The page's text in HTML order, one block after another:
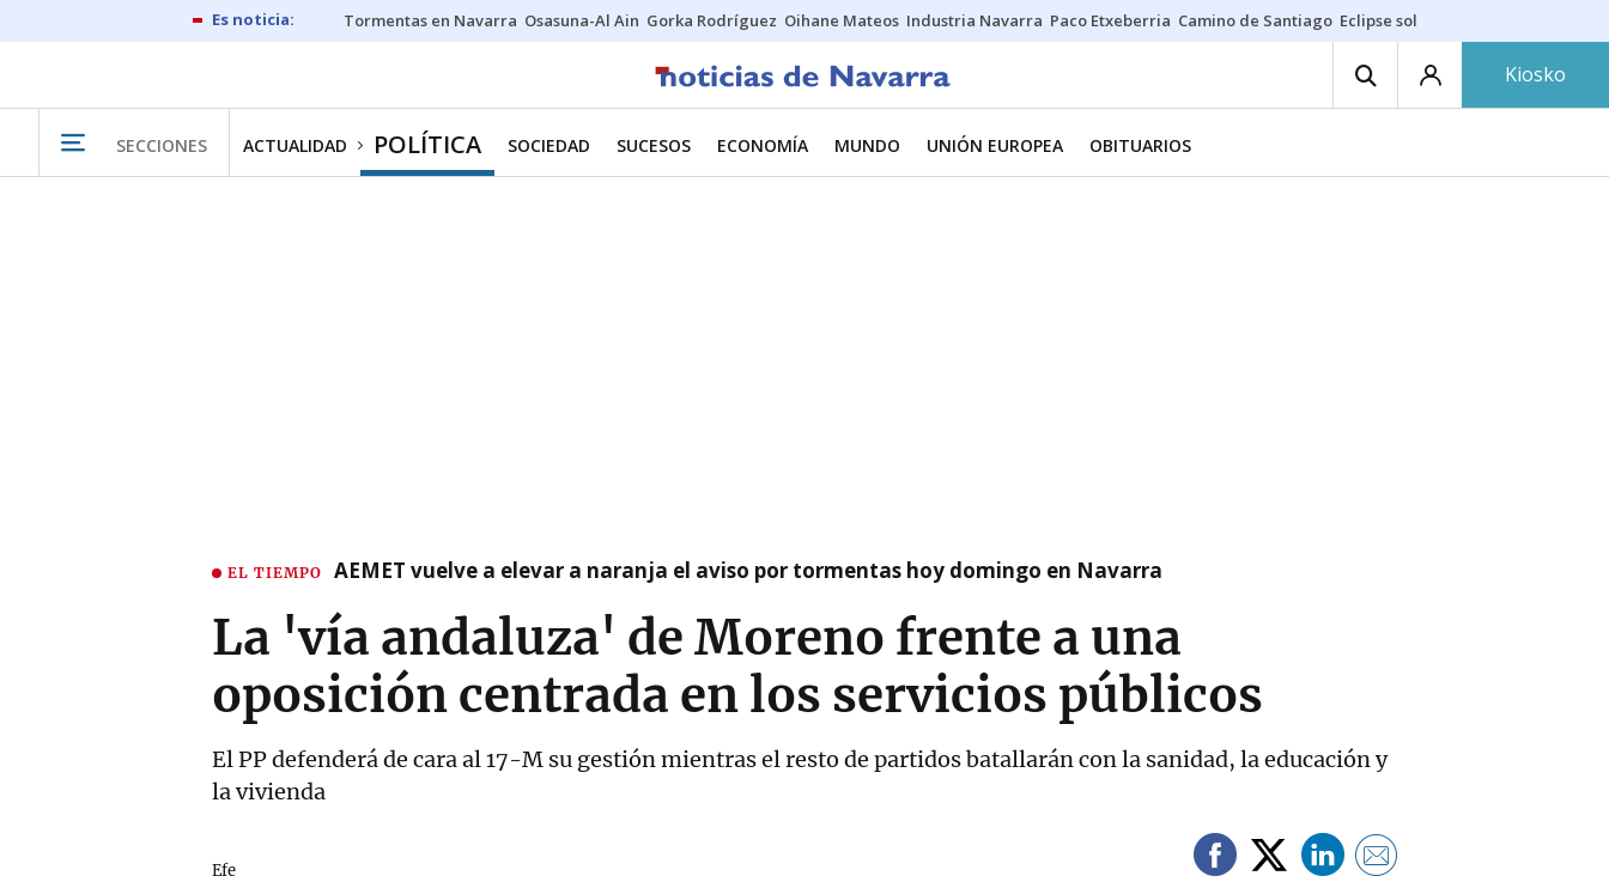
Tormentas en Navarra Osasuna-Al Ain Gorka Rodríguez Oihane Mateos Industria Navarra Paco Etxeberria Camino de Santiago Eclipse solar en Navarra
Kiosko
SECCIONES ACTUALIDAD POLÍTICA SOCIEDAD SUCESOS ECONOMÍA MUNDO UNIÓN EUROPEA OBITUARIOS
EL TIEMPO AEMET vuelve a elevar a naranja el aviso por tormentas hoy domingo en Navarra
La 'vía andaluza' de Moreno frente a una
oposición centrada en los servicios públicos
El PP defenderá de cara al 17-M su gestión mientras el resto de partidos batallarán con la sanidad, la educación y
la vivienda
Efe